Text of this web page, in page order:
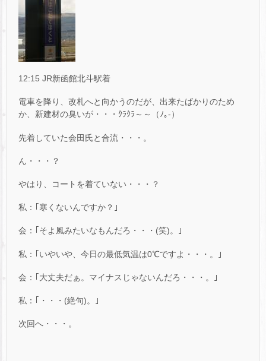
12:15 JR新函館北斗駅着
電車を降り、改札へと向かうのだが、出来たばかりのため
か、新建材の臭いが・・・ｸﾗｸﾗ～～（ﾉ｡-）
先着していた会田氏と合流・・・。
ん・・・？
やはり、コートを着ていない・・・？
私：｢寒くないんですか？｣
会：｢そよ風みたいなもんだろ・・・(笑)。｣
私：｢いやいや、今日の最低気温は0℃ですよ・・・。｣
会：｢大丈夫だぁ。マイナスじゃないんだろ・・・。｣
私：｢・・・(絶句)。｣
次回へ・・・。